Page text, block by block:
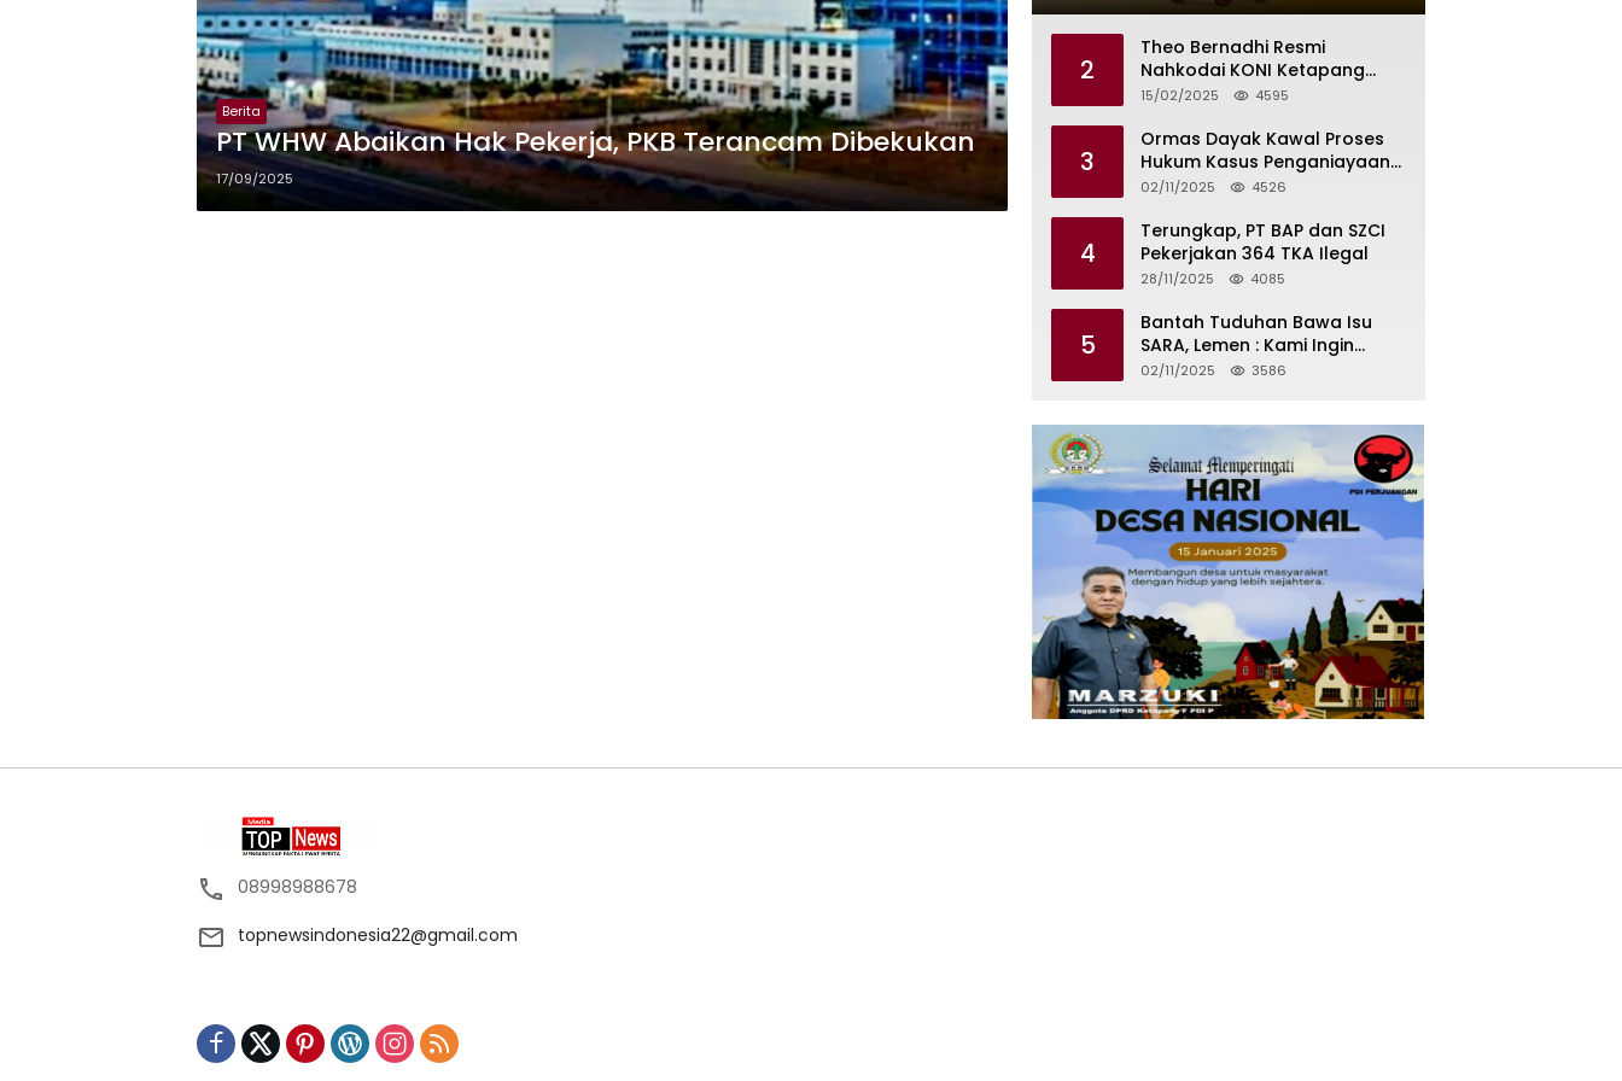
Berita
PT WHW Abaikan Hak Pekerja, PKB Terancam Dibekukan
17/09/2025
2
Theo Bernadhi Resmi
Nahkodai KONI Ketapang
Periode 2025 – 2029
15/02/2025 4595
3
Ormas Dayak Kawal Proses
Hukum Kasus Penganiayaan
Karyawan PT PTS
02/11/2025 4526
4
Terungkap, PT BAP dan SZCI
Pekerjakan 364 TKA Ilegal
28/11/2025 4085
5
Bantah Tuduhan Bawa Isu
SARA, Lemen : Kami Ingin
Meredam Gejolak Bukan
02/11/2025 3586
08998988678
topnewsindonesia22@gmail.com